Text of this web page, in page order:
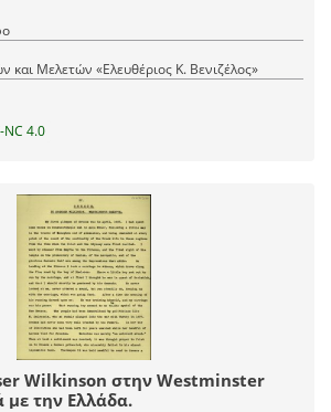
και Μελετών «Ελευθέριος Κ. Βενιζέλος»
NC 4.0
Wilkinson στην Westminster
με την Ελλάδα.